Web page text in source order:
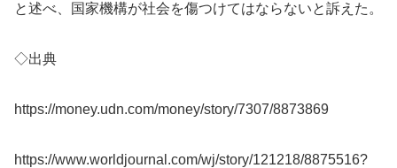
と述べ、国家機構が社会を傷つけてはならないと訴えた。
◇出典
https://money.udn.com/money/story/7307/8873869
https://www.worldjournal.com/wj/story/121218/8875516?